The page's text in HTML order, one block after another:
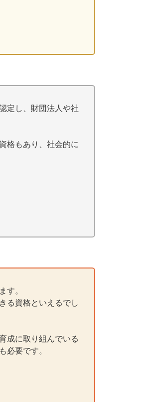
定し、財団法人や社
格もあり、社会的に
。
る資格といえるでし
成に取り組んでいる
要です。